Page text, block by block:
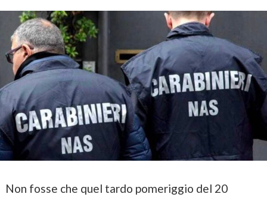
Non fosse che quel tardo pomeriggio del 20